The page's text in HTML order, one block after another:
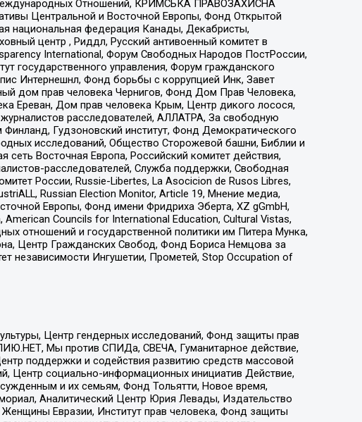
Отношений, КРИМСЬКА ПРАВОЗАХИСНА
Центральной и Восточной Европы, Фонд Открытой
национальная федерация Канады, Декабристы,
центр , Риддл, Русский антивоенный комитет в
International, Форум Свободных Народов ПостРоссии,
государственного управления, Форум гражданского
Интернешнл, Фонд борьбы с коррупцией Инк, Завет
дом прав человека Чернигов, Фонд Дом Прав Человека,
Ереван, Дом прав человека Крым, Центр дикого лосося,
расследователей, АЛЛАТРА, За свободную
Гудзоновский институт, Фонд Демократического
исследований, Общество Сторожевой башни, Библии и
Восточная Европа, Российский комитет действия,
расследователей, Служба поддержки, Свободная
России, Russie-Libertes, La Asocicion de Rusos Libres,
Russian Election Monitor, Article 19, Мнение медиа,
Европы, Фонд имени Фридриха Эберта, XZ gGmbH,
Councils for International Education, Cultural Vistas,
отношений и государственной политики им Питера Мунка,
Центр Гражданских Свобод, Фонд Бориса Немцова за
независимости Ингушетии, Прометей, Stop Occupation of
Центр гендерных исследований, Фонд защиты прав
Мы против СПИДа, СВЕЧА, Гуманитарное действие,
поддержки и содействия развитию средств массовой
Центр социально-информационных инициатив Действие,
и их семьям, Фонд Тольятти, Новое время,
Аналитический Центр Юрия Левады, Издательство
Евразии, Институт прав человека, Фонд защиты